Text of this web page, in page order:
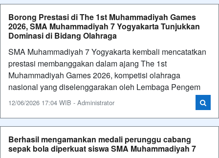
Borong Prestasi di The 1st Muhammadiyah Games
2026, SMA Muhammadiyah 7 Yogyakarta Tunjukkan
Dominasi di Bidang Olahraga
SMA Muhammadiyah 7 Yogyakarta kembali mencatatkan
prestasi membanggakan dalam ajang The 1st
Muhammadiyah Games 2026, kompetisi olahraga
nasional yang diselenggarakan oleh Lembaga Pengem
12/06/2026 17:04 WIB - Administrator
Berhasil mengamankan medali perunggu cabang
sepak bola diperkuat siswa SMA Muhammadiyah 7